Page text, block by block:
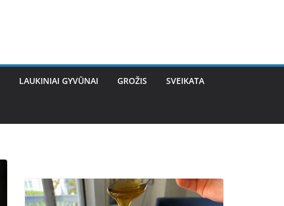
LAUKINIAI GYVŪNAI GROŽIS SVEIKATA